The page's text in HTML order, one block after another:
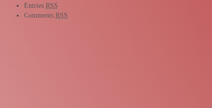
Entries RSS
Comments RSS